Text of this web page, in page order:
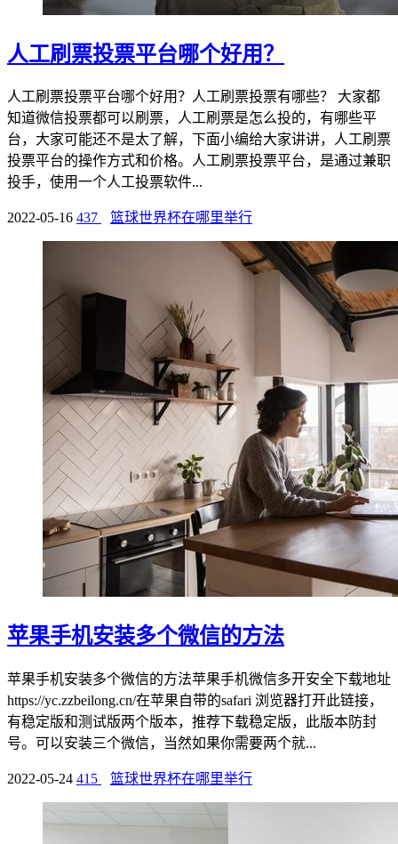
人工刷票投票平台哪个好用？
人工刷票投票平台哪个好用？人工刷票投票有哪些？ 大家都
知道微信投票都可以刷票，人工刷票是怎么投的，有哪些平
台，大家可能还不是太了解，下面小编给大家讲讲，人工刷票
投票平台的操作方式和价格。人工刷票投票平台，是通过兼职
投手，使用一个人工投票软件...
2022-05-16 437 篮球世界杯在哪里举行
苹果手机安装多个微信的方法
苹果手机安装多个微信的方法苹果手机微信多开安全下载地址
https://yc.zzbeilong.cn/在苹果自带的safari 浏览器打开此链接，
有稳定版和测试版两个版本，推荐下载稳定版，此版本防封
号。可以安装三个微信，当然如果你需要两个就...
2022-05-24 415 篮球世界杯在哪里举行